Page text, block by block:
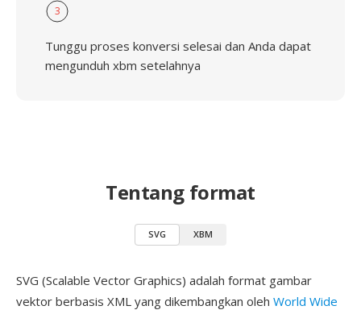
3
Tunggu proses konversi selesai dan Anda dapat
mengunduh xbm setelahnya
Tentang format
SVG XBM
SVG (Scalable Vector Graphics) adalah format gambar
vektor berbasis XML yang dikembangkan oleh World Wide